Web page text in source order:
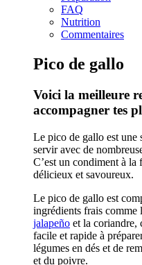
FAQ
Nutrition
Commentaires
Pico de gallo
Voici la meilleure
accompagner tes
Le pico de gallo est une
servir avec de
C’est un condiment à
délicieux et savoureux.
Le pico de gallo est
ingrédients frais comme
jalapeño et la coriandre,
facile et rapide à
légumes en dés et de
et du poivre.